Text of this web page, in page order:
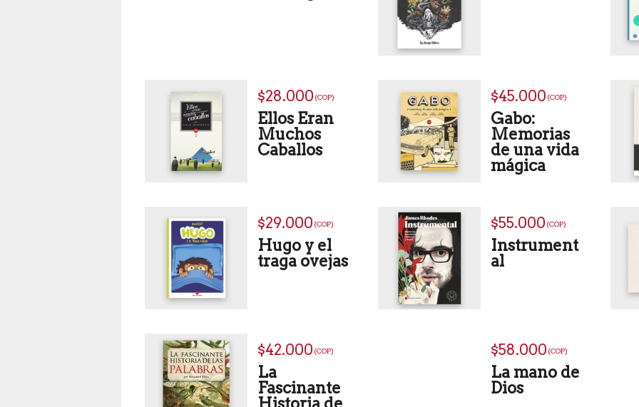
$28.000(COP)
Ellos Eran
Muchos
Caballos
$45.000(COP)
Gabo:
Memorias
de una vida
mágica
$29.000(COP)
Hugo y el
traga ovejas
$55.000(COP)
Instrument
al
$42.000(COP)
La
Fascinante
$58.000(COP)
La mano de
Dios